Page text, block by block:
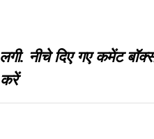
नीचे दिए गए कमेंट
करें